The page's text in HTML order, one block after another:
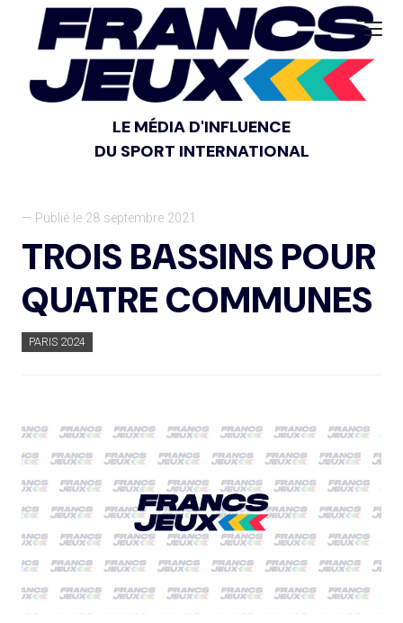
LE MÉDIA D'INFLUENCE
DU SPORT INTERNATIONAL
— Publié le 28 septembre 2021
TROIS BASSINS POUR
QUATRE COMMUNES
PARIS 2024